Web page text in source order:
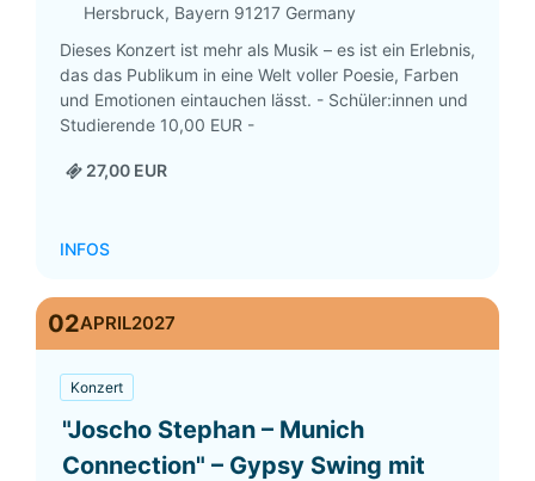
Hersbruck, Bayern 91217 Germany
Dieses Konzert ist mehr als Musik – es ist ein Erlebnis,
das das Publikum in eine Welt voller Poesie, Farben
und Emotionen eintauchen lässt. - Schüler:innen und
Studierende 10,00 EUR -
27,00 EUR
INFOS
02APRIL2027
Konzert
"Joscho Stephan – Munich
Connection" – Gypsy Swing mit